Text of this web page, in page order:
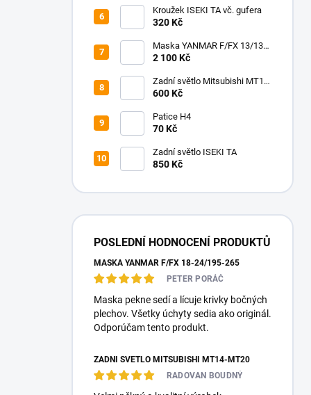
Kroužek ISEKI TA vč. gufera
320 Kč
Maska YANMAR F/FX 13/130-
17/170
2 100 Kč
Zadní světlo Mitsubishi MT14-
MT20
600 Kč
Patice H4
70 Kč
Zadní světlo ISEKI TA
850 Kč
POSLEDNÍ HODNOCENÍ PRODUKTŮ
MASKA YANMAR F/FX 18-24/195-265
PETER PORÁČ
Maska pekne sedí a lícuje krivky bočných
plechov. Všetky úchyty sedia ako originál.
Odporúčam tento produkt.
ZADNÍ SVĚTLO MITSUBISHI MT14-MT20
RADOVAN BOUDNÝ